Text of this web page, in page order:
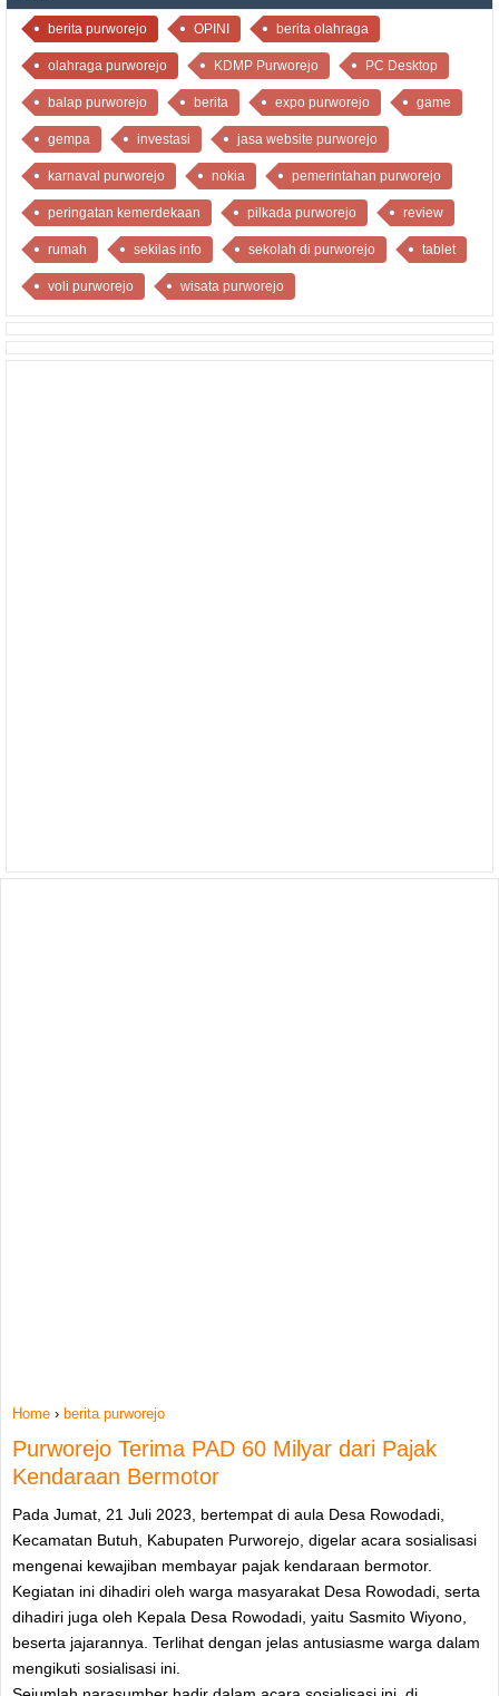
berita purworejo OPINI berita olahraga
olahraga purworejo KDMP Purworejo PC Desktop
balap purworejo berita expo purworejo game
gempa investasi jasa website purworejo
karnaval purworejo nokia pemerintahan purworejo
peringatan kemerdekaan pilkada purworejo review
rumah sekilas info sekolah di purworejo tablet
voli purworejo wisata purworejo
Home › berita purworejo
Purworejo Terima PAD 60 Milyar dari Pajak
Kendaraan Bermotor
Pada Jumat, 21 Juli 2023, bertempat di aula Desa Rowodadi,
Kecamatan Butuh, Kabupaten Purworejo, digelar acara sosialisasi
mengenai kewajiban membayar pajak kendaraan bermotor.
Kegiatan ini dihadiri oleh warga masyarakat Desa Rowodadi, serta
dihadiri juga oleh Kepala Desa Rowodadi, yaitu Sasmito Wiyono,
beserta jajarannya. Terlihat dengan jelas antusiasme warga dalam
mengikuti sosialisasi ini.